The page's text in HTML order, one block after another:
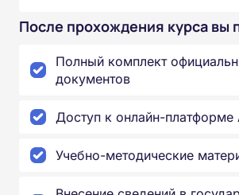
После прохождения курса вы
Полный комплект
документов
Доступ к онлайн-платформе
Учебно-методические